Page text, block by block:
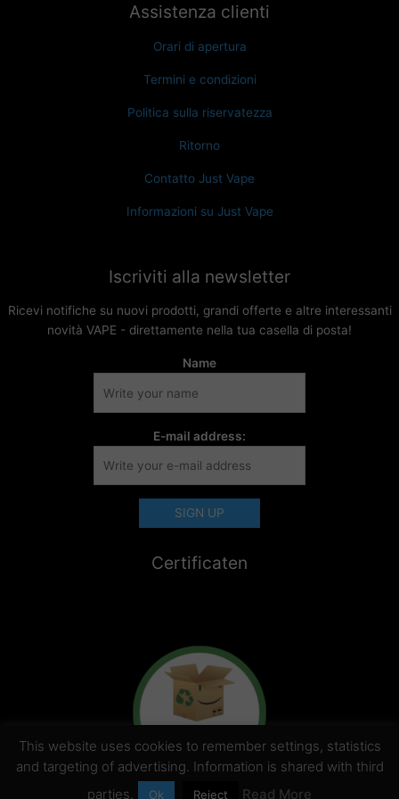
Assistenza clienti
Orari di apertura
Termini e condizioni
Politica sulla riservatezza
Ritorno
Contatto Just Vape
Informazioni su Just Vape
Iscriviti alla newsletter
Ricevi notifiche su nuovi prodotti, grandi offerte e altre interessanti
novità VAPE - direttamente nella tua casella di posta!
Name
E-mail address:
Certificaten
This website uses cookies to remember settings, statistics
and targeting of advertising. Information is shared with third
parties.
Ok Reject Read More